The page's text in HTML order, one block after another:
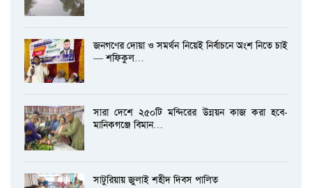
জনগণের দোয়া ও সমর্থন নিয়েই নির্বাচনে অংশ নিতে চাই
— শফিকুল…
সারা দেশে ২৫০টি মন্দিরের উন্নয়ন কাজ করা হবে-
মানিকগঞ্জে বিমান…
সাটুরিয়ায় জুলাই শহীদ দিবস পালিত